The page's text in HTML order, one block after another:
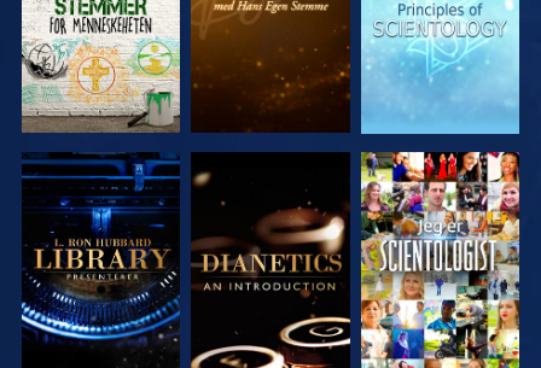
UTFORSK
SERIEN
UTFORSK
SERIEN
SE